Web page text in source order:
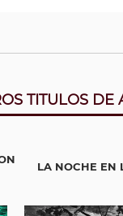
TITULOS
LA NOCHE EN